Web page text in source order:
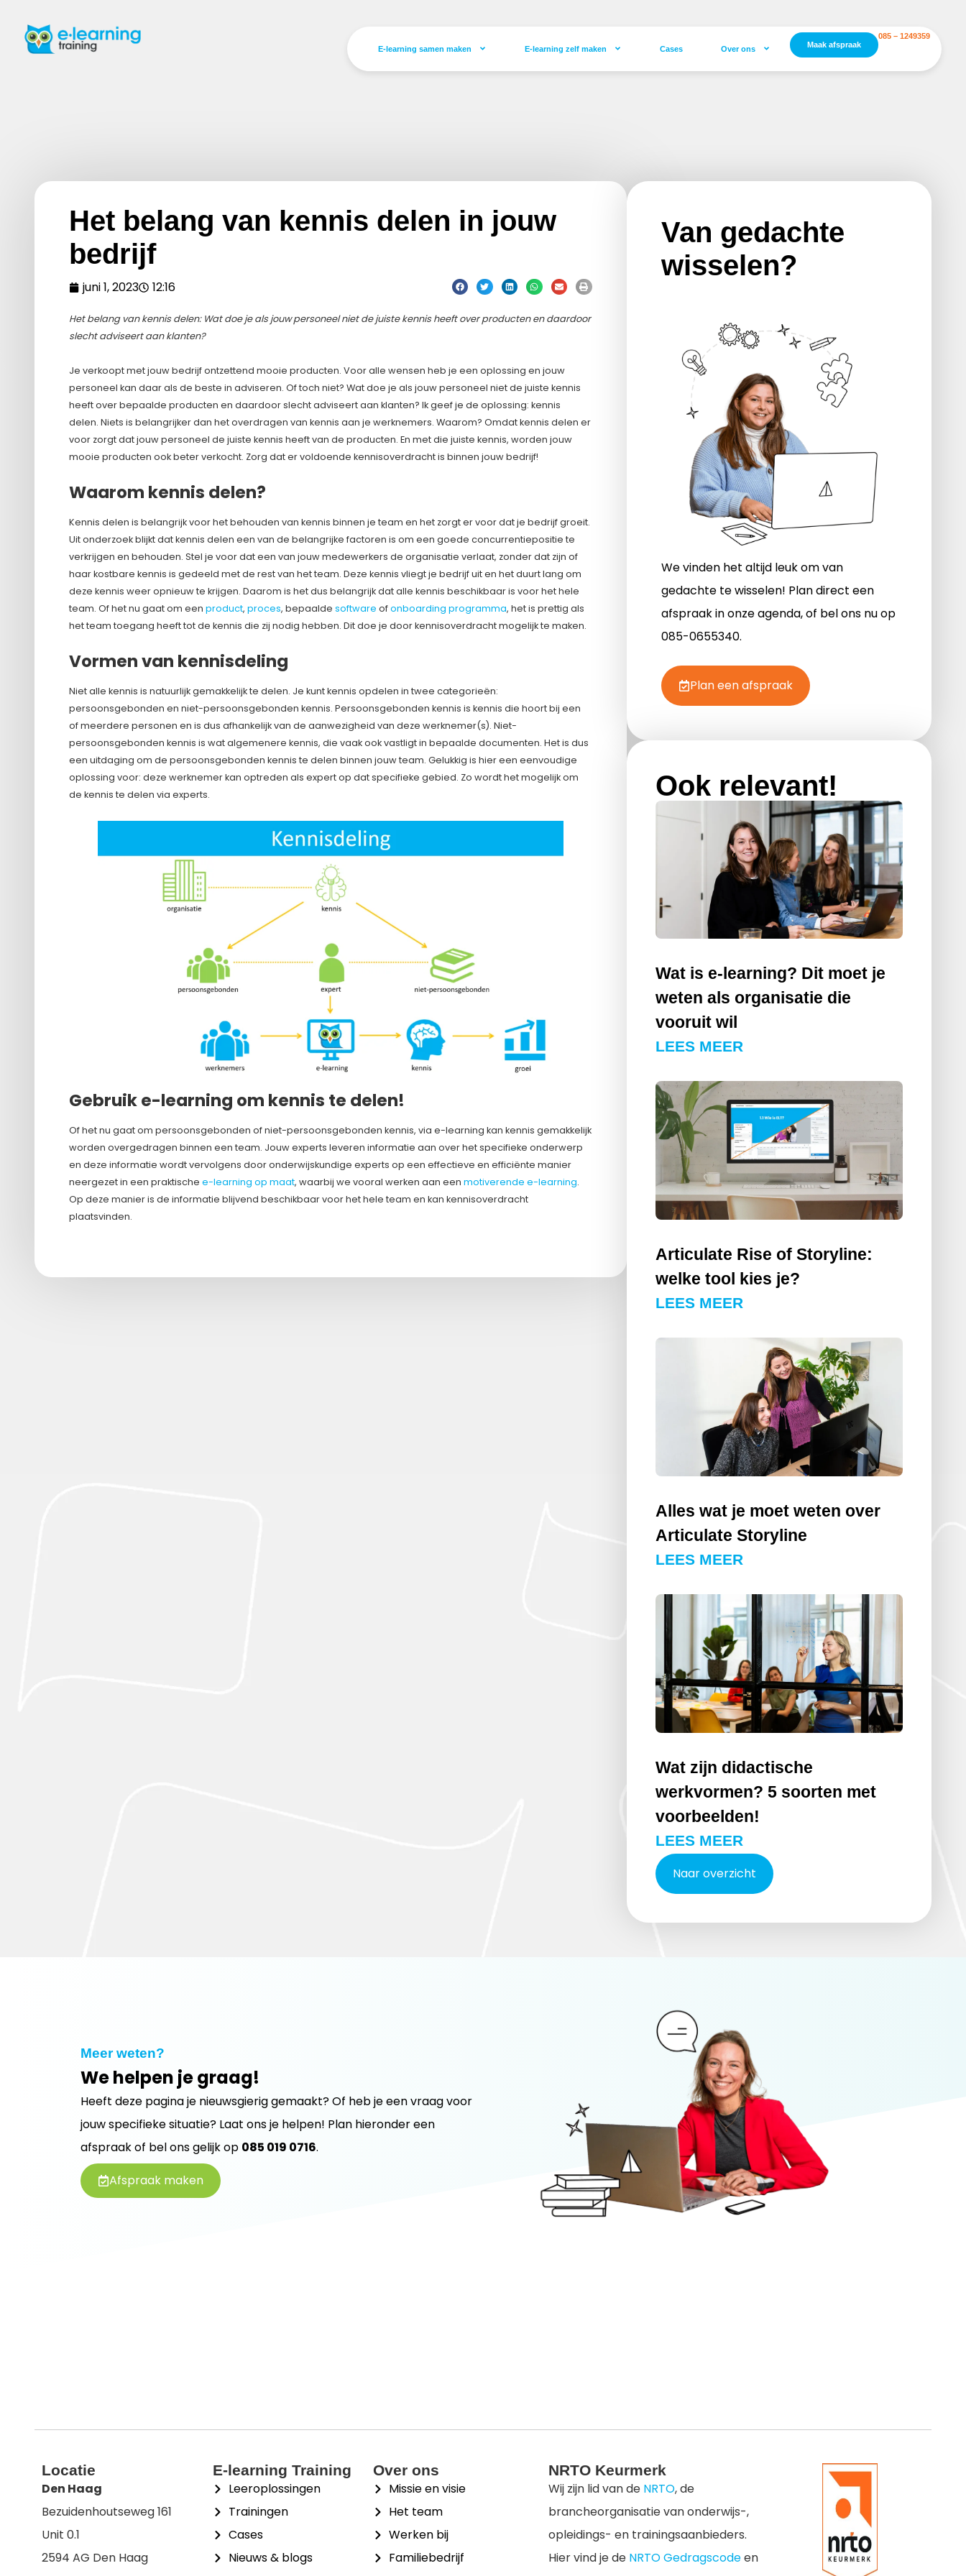
E-learning samen maken E-learning zelf maken Cases Over ons Maak afspraak
085 – 1249359
Het belang van kennis delen in jouw
bedrijf
juni 1, 2023 12:16
Het belang van kennis delen: Wat doe je als jouw personeel niet de juiste kennis heeft over producten en daardoor
slecht adviseert aan klanten?
Je verkoopt met jouw bedrijf ontzettend mooie producten. Voor alle wensen heb je een oplossing en jouw
personeel kan daar als de beste in adviseren. Of toch niet? Wat doe je als jouw personeel niet de juiste kennis
heeft over bepaalde producten en daardoor slecht adviseert aan klanten? Ik geef je de oplossing: kennis
delen. Niets is belangrijker dan het overdragen van kennis aan je werknemers. Waarom? Omdat kennis delen er
voor zorgt dat jouw personeel de juiste kennis heeft van de producten. En met die juiste kennis, worden jouw
mooie producten ook beter verkocht. Zorg dat er voldoende kennisoverdracht is binnen jouw bedrijf!
Waarom kennis delen?
Kennis delen is belangrijk voor het behouden van kennis binnen je team en het zorgt er voor dat je bedrijf groeit.
Uit onderzoek blijkt dat kennis delen een van de belangrijke factoren is om een goede concurrentiepositie te
verkrijgen en behouden. Stel je voor dat een van jouw medewerkers de organisatie verlaat, zonder dat zijn of
haar kostbare kennis is gedeeld met de rest van het team. Deze kennis vliegt je bedrijf uit en het duurt lang om
deze kennis weer opnieuw te krijgen. Daarom is het dus belangrijk dat alle kennis beschikbaar is voor het hele
team. Of het nu gaat om een product, proces, bepaalde software ofonboarding programma, het is prettig als
het team toegang heeft tot de kennis die zij nodig hebben. Dit doe je door kennisoverdracht mogelijk te maken.
Vormen van kennisdeling
Niet alle kennis is natuurlijk gemakkelijk te delen. Je kunt kennis opdelen in twee categorieën:
persoonsgebonden en niet-persoonsgebonden kennis. Persoonsgebonden kennis is kennis die hoort bij een
of meerdere personen en is dus afhankelijk van de aanwezigheid van deze werknemer(s). Niet-
persoonsgebonden kennis is wat algemenere kennis, die vaak ook vastligt in bepaalde documenten. Het is dus
een uitdaging om de persoonsgebonden kennis te delen binnen jouw team. Gelukkig is hier een eenvoudige
oplossing voor: deze werknemer kan optreden als expert op dat specifieke gebied. Zo wordt het mogelijk om
de kennis te delen via experts.
Gebruik e-learning om kennis te delen!
Of het nu gaat om persoonsgebonden of niet-persoonsgebonden kennis, via e-learning kan kennis gemakkelijk
worden overgedragen binnen een team. Jouw experts leveren informatie aan over het specifieke onderwerp
en deze informatie wordt vervolgens door onderwijskundige experts op een effectieve en efficiënte manier
neergezet in een praktische e-learning op maat, waarbij we vooral werken aan een motiverende e-learning.
Op deze manier is de informatie blijvend beschikbaar voor het hele team en kan kennisoverdracht
plaatsvinden.
Van gedachte
wisselen?
We vinden het altijd leuk om van
gedachte te wisselen! Plan direct een
afspraak in onze agenda, of bel ons nu op
085-0655340.
Plan een afspraak
Ook relevant!
Wat is e-learning? Dit moet je
weten als organisatie die
vooruit wil
LEES MEER
Articulate Rise of Storyline:
welke tool kies je?
LEES MEER
Alles wat je moet weten over
Articulate Storyline
LEES MEER
Wat zijn didactische
werkvormen? 5 soorten met
voorbeelden!
LEES MEER
Naar overzicht
Meer weten?
We helpen je graag!
Heeft deze pagina je nieuwsgierig gemaakt? Of heb je een vraag voor
jouw specifieke situatie? Laat ons je helpen! Plan hieronder een
afspraak of bel ons gelijk op 085 019 0716.
Afspraak maken
Locatie
Den Haag
Bezuidenhoutseweg 161
Unit 0.1
2594 AG Den Haag
E-learning Training
Leeroplossingen
Trainingen
Cases
Nieuws & blogs
Over ons
Missie en visie
Het team
Werken bij
Familiebedrijf
NRTO Keurmerk
Wij zijn lid van de NRTO, de
brancheorganisatie van onderwijs-,
opleidings- en trainingsaanbieders.
Hier vind je de NRTO Gedragscodeen